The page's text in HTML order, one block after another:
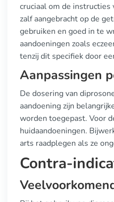
cruciaal om de
zalf aangebracht op de
gebruiken en goed in te
aandoeningen zoals
tenzij dit specifiek door
Aanpassingen
De dosering van
aandoening zijn
worden toegepast. Voor
huidaandoeningen.
arts raadplegen als ze
Contra-